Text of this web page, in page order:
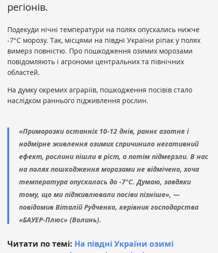
регіонів.
Подекуди нічні температури на полях опускались нижче
-7°С морозу. Так, місцями на півдні України ріпак у полях
вимерз повністю. Про пошкодження озимих морозами
повідомляють і агрономи центральних та північних
областей.
На думку окремих аграріїв, пошкодження посівів стало
наслідком раннього підживлення рослин.
«Приморозки останніх 10-12 днів, раннє азотне і
надмірне живлення озимих спричинило негативний
ефект, рослини пішли в ріст, а потім підмерзли. В нас
на полях пошкодження морозами не відмічено, хоча
температура опускалась до -7°С. Думаю, завдяки
тому, що ми підживлювали посіви пізніше», —
повідомив Віталій Рудченко, керівник господарства
«БАУЕР-Плюс» (Волинь).
Читати по темі: На півдні України озимі